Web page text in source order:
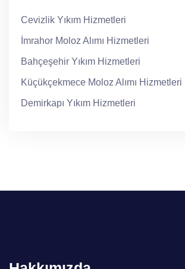
Cevizlik Yıkım Hizmetleri
İmrahor Moloz Alımı Hizmetleri
Bahçeşehir Yıkım Hizmetleri
Küçükçekmece Moloz Alımı Hizmetleri
Demirkapı Yıkım Hizmetleri